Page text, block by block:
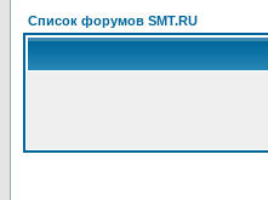
Список форумов SMT.RU